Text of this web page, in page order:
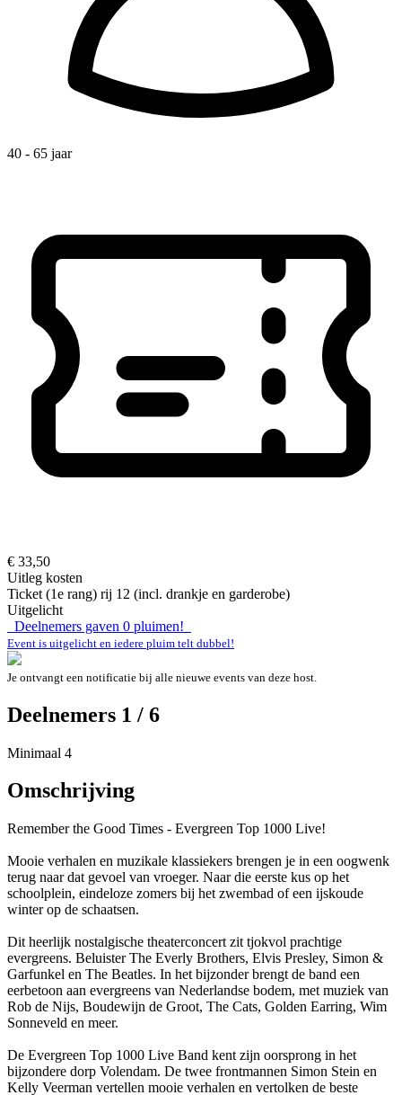
40 - 65 jaar
€ 33,50
Uitleg kosten
Ticket (1e rang) rij 12 (incl. drankje en garderobe)
Uitgelicht
Deelnemers gaven 0 pluimen!
Event is uitgelicht en iedere pluim telt dubbel!
Je ontvangt een notificatie bij alle nieuwe events van deze host.
Deelnemers 1 / 6
Minimaal 4
Omschrijving
Remember the Good Times - Evergreen Top 1000 Live!
Mooie verhalen en muzikale klassiekers brengen je in een oogwenk
terug naar dat gevoel van vroeger. Naar die eerste kus op het
schoolplein, eindeloze zomers bij het zwembad of een ijskoude
winter op de schaatsen.
Dit heerlijk nostalgische theaterconcert zit tjokvol prachtige
evergreens. Beluister The Everly Brothers, Elvis Presley, Simon &
Garfunkel en The Beatles. In het bijzonder brengt de band een
eerbetoon aan evergreens van Nederlandse bodem, met muziek van
Rob de Nijs, Boudewijn de Groot, The Cats, Golden Earring, Wim
Sonneveld en meer.
De Evergreen Top 1000 Live Band kent zijn oorsprong in het
bijzondere dorp Volendam. De twee frontmannen Simon Stein en
Kelly Veerman vertellen mooie verhalen en vertolken de beste